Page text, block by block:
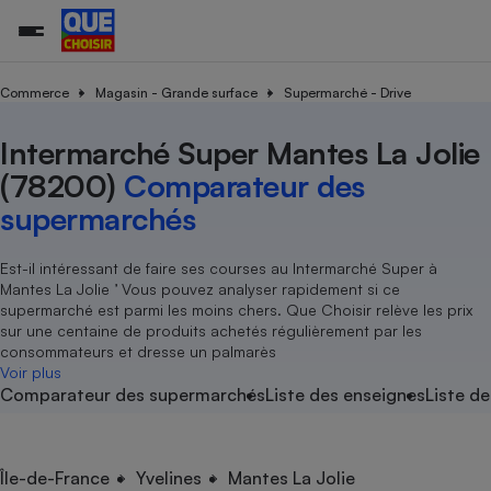
Commerce Magasin - Grande surface Supermarché - Drive
Intermarché Super Mantes La Jolie
(78200) Comparateur des
supermarchés
Est-il intéressant de faire ses courses au Intermarché Super à
Mantes La Jolie ’ Vous pouvez analyser rapidement si ce
supermarché est parmi les moins chers. Que Choisir relève les prix
sur une centaine de produits achetés régulièrement par les
consommateurs et dresse un palmarès
Voir plus
Comparateur des supermarchésListe des enseignesListe
Île-de-France Yvelines Mantes La Jolie
Additifs
Agriculture
Produit alimentaire
Achat - Vente - Location
Carburant
Magasin - Grande surface
Marketing - Fidélisation
Organismes de défense
Système judiciaire
Air
Déchet
Eau
Achat - Vente - Travaux
Location
Sport
Vacances - Tourisme
électrique
Démarche administrative
Senior
Service marchand
Train
Transport aérien
Toutes les actualités
Enquêtes
Guides d'achat
Conseils
Brèves
Tous les services
Soumettre un litige
Lettres types
Rencontrer une association locale
Tous nos combats
Nos actions
Nos grandes victoires
Les billets de la présidente
Nos associations locales
Nous rejoindre
En savoir plus sur Que Choisir Ensemble
?
L’association
Nos missions
Notre méthodologie
Notre financement
Nos partenaires
Nous rejoindre